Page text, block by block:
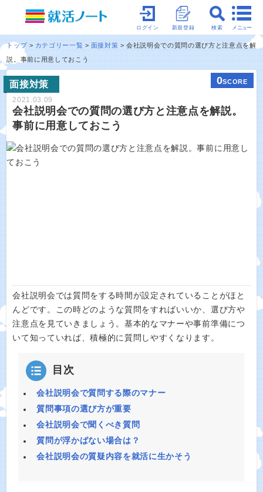
メニュー
検索
新規登録
ログイン
トップ カテゴリー一覧 面接対策
会社説明会での質問の選び方と注意点を解
説。事前に用意しておこう
面接対策 0SCORE
2021.03.09
会社説明会での質問の選び方と注意点を解説。
事前に用意しておこう
会社説明会では質問をする時間が設定されていることがほと
んどです。この時どのような質問をすればいいか、選び方や
注意点を見ていきましょう。基本的なマナーや事前準備につ
いて知っていれば、積極的に質問しやすくなります。
目次
会社説明会で質問する際のマナー
質問事項の選び方が重要
会社説明会で聞くべき質問
質問が浮かばない場合は？
会社説明会の質疑内容を就活に生かそう